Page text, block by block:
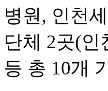
병원, 인천
단체 2곳(
등 총 10개